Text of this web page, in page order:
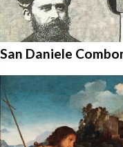
San Daniele